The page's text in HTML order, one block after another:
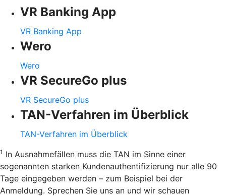
VR Banking App
VR Banking App
Wero
Wero
VR SecureGo plus
VR SecureGo plus
TAN-Verfahren im Überblick
TAN-Verfahren im Überblick
1 In Ausnahmefällen muss die TAN im Sinne einer
sogenannten starken Kundenauthentifizierung nur alle 90
Tage eingegeben werden – zum Beispiel bei der
Anmeldung. Sprechen Sie uns an und wir schauen